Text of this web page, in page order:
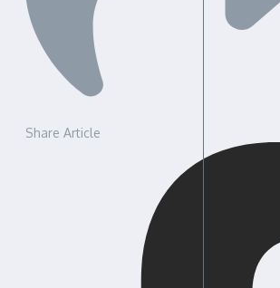
Share Article